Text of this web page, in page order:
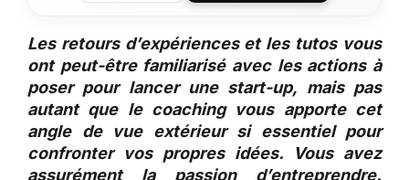
Les retours d’expériences et les tutos vous
ont peut-être familiarisé avec les actions à
poser pour lancer une start-up, mais pas
autant que le coaching vous apporte cet
angle de vue extérieur si essentiel pour
confronter vos propres idées. Vous avez
assurément la passion d’entreprendre.